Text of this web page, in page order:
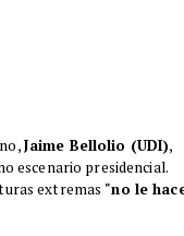
Jaime Bellolio (UDI),
escenario presidencial.
extremas "no le